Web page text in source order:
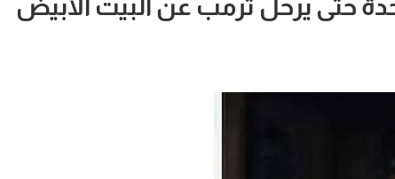
حتى يرحل ترمب عن البيت الأبيض‏